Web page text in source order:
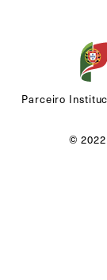
Parceiro
© 2022